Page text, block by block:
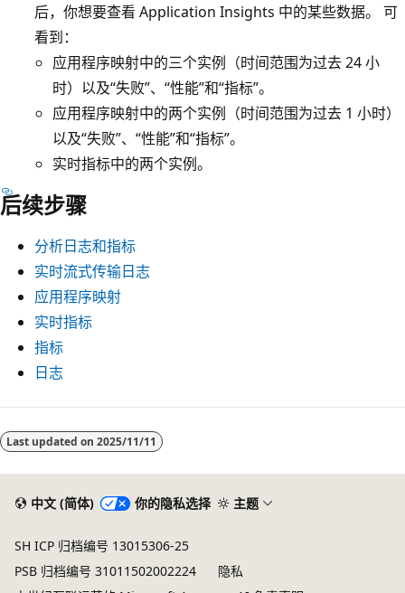
后，你想要查看 Application Insights 中的某些数据。 可
看到：
应用程序映射中的三个实例（时间范围为过去 24 小
时）以及“失败”、“性能”和“指标”。
应用程序映射中的两个实例（时间范围为过去 1 小时）
以及“失败”、“性能”和“指标”。
实时指标中的两个实例。
后续步骤
分析日志和指标
实时流式传输日志
应用程序映射
实时指标
指标
日志
Last updated on 2025/11/11
中文 (简体) 你的隐私选择 主题
SH ICP 归档编号 13015306-25
PSB 归档编号 31011502002224
隐私